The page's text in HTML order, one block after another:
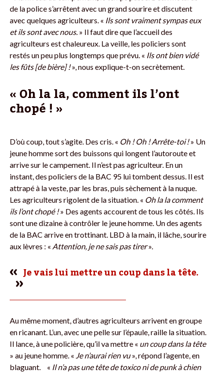
de la police s’arrêtent avec un grand sourire et discutent
avec quelques agriculteurs. « Ils sont vraiment sympas eux
et ils sont avec nous. » Il faut dire que l’accueil des
agriculteurs est chaleureux. La veille, les policiers sont
restés un peu plus longtemps que prévu. « Ils ont bien vidé
les fûts [de bière] !», nous explique-t-on secrètement.
« Ohla la, comment ils l’ont
chopé !»
D’oùcoup, tout s’agite. Des cris. « Oh ! Oh ! Arrête-toi !» Un
jeune homme sort des buissons qui longent l’autoroute et
arrivesur lecampement. Il n’est pas agriculteur. En un
instant, des policiers de la BAC 95 lui tombent dessus. Il est
attrapé à la veste, par les bras, puis sèchement à la nuque.
Les agriculteurs rigolent de la situation. « Oh la lacomment
ils l’ont chopé !» Des agents accourent de tous les côtés. Ils
sont une dizaine à contrôler le jeune homme. Un des agents
de la BAC arrive en trottinant. LBD à la main, il lâche, sourire
aux lèvres : « Attention, je ne sais pas tirer».
Je vais lui mettre un coup dans la tête.
Au même moment, d’autres agriculteurs arrivent en groupe
en ricanant. L’un, avec une pelle sur l’épaule, raille la situation.
Il lance, à une policière, qu’il va mettre « un coup dans la tête
» au jeune homme. « Je n’aurai rien vu», répond l’agente, en
blaguant.
« Il n’a pas une tête de toxico ni de punk à chien